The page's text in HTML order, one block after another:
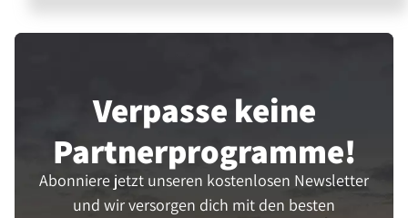
Verpasse keine
Partner­programme!
Abonniere jetzt unseren kostenlosen Newsletter
und wir versorgen dich mit den besten